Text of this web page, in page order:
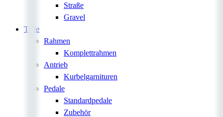
Straße
Gravel
Teile
Rahmen
Komplettrahmen
Antrieb
Kurbelgarnituren
Pedale
Standardpedale
Zubehör